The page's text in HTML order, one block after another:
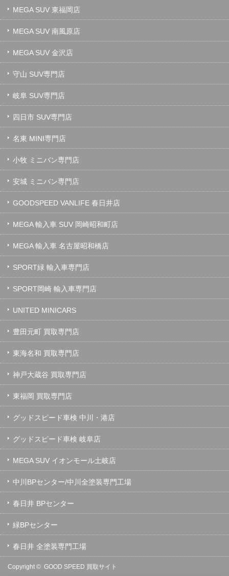
MEGA SUV 東福岡店
MEGA SUV 南風原店
MEGA SUV 金沢店
守山 SUV専門店
岐阜 SUV専門店
四日市 SUV専門店
名東 MINI専門店
小牧 ミニバン専門店
安城 ミニバン専門店
GOODSPEED VANLIFE 春日井店
MEGA 輸入車 SUV 岡崎昭和町店
MEGA 輸入車 名古屋昭和橋店
SPORT緑 輸入車専門店
SPORT岡崎 輸入車専門店
UNITED MINICARS
豊田元町 買取専門店
東海名和 買取専門店
神戸大蔵谷 買取専門店
東福岡 買取専門店
グッドスピード車検 中川・港店
グッドスピード車検 岐阜店
MEGA SUV イオンモール土岐店
中川BPセンター/中川全塗装専門工場
春日井 BPセンター
緑BPセンター
春日井 全塗装専門工場
Copyright © GOOD SPEED 買取サイト